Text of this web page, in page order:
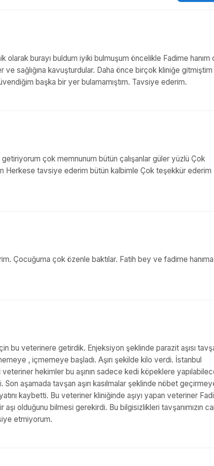
olarak burayı buldum iyiki bulmuşum öncelikle Fadime hanım
sağlığına kavuşturdular. Daha önce birçok kliniğe gitmiştim
başka bir yer bulamamıştım. Tavsiye ederim.
çok memnunum bütün çalışanlar güler yüzlü Çok
Herkese tavsiye ederim bütün kalbimle Çok teşekkür ederim
Çocuğuma çok özenle baktılar. Fatih bey ve fadime
için bu veterinere getirdik. Enjeksiyon şeklinde parazit aşısı
, içmemeye başladı. Aşırı şekilde kilo verdi. İstanbul
hekimler bu aşının sadece kedi köpeklere
aşamada tavşan aşırı kasılmalar şeklinde nöbet
kaybetti. Bu veteriner kliniğinde aşıyı yapan veteriner
aşı olduğunu bilmesi gerekirdi. Bu bilgisizlikleri tavşanımızın
etmiyorum.